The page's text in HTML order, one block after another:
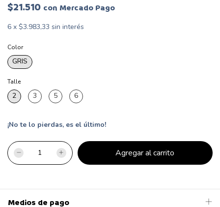
$21.510 con Mercado Pago
6 x $3.983,33 sin interés
Color
GRIS
Talle
2 3 5 6
¡No te lo pierdas, es el último!
Medios de pago